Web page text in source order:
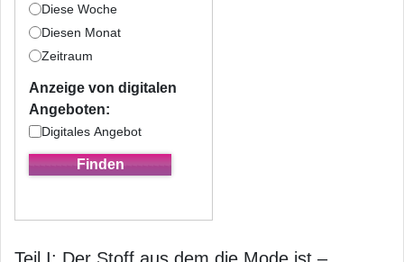
Diese Woche
Diesen Monat
Zeitraum
Anzeige von digitalen
Angeboten:
Digitales Angebot